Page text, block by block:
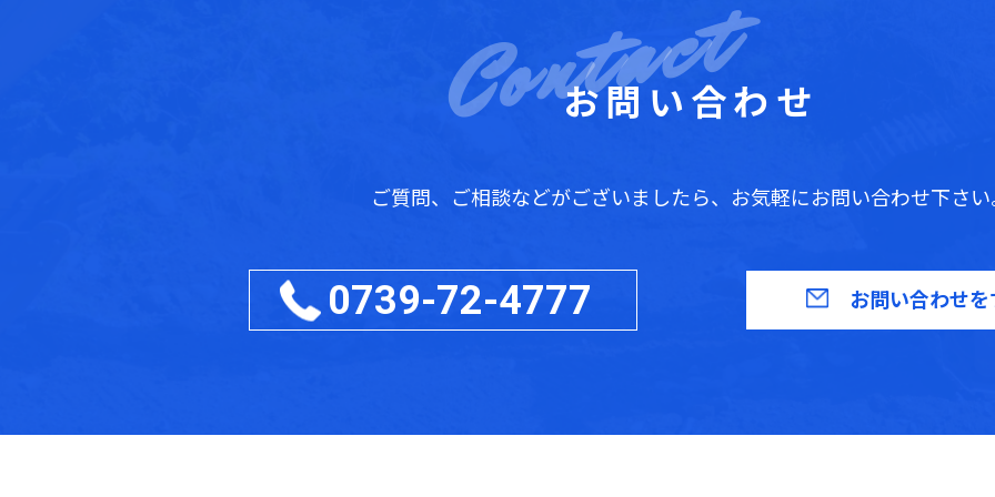
お問い合わせ
ご質問、ご相談などがございましたら、お気軽にお問い合わせ下さ
0739-72-4777 お問い合わせを